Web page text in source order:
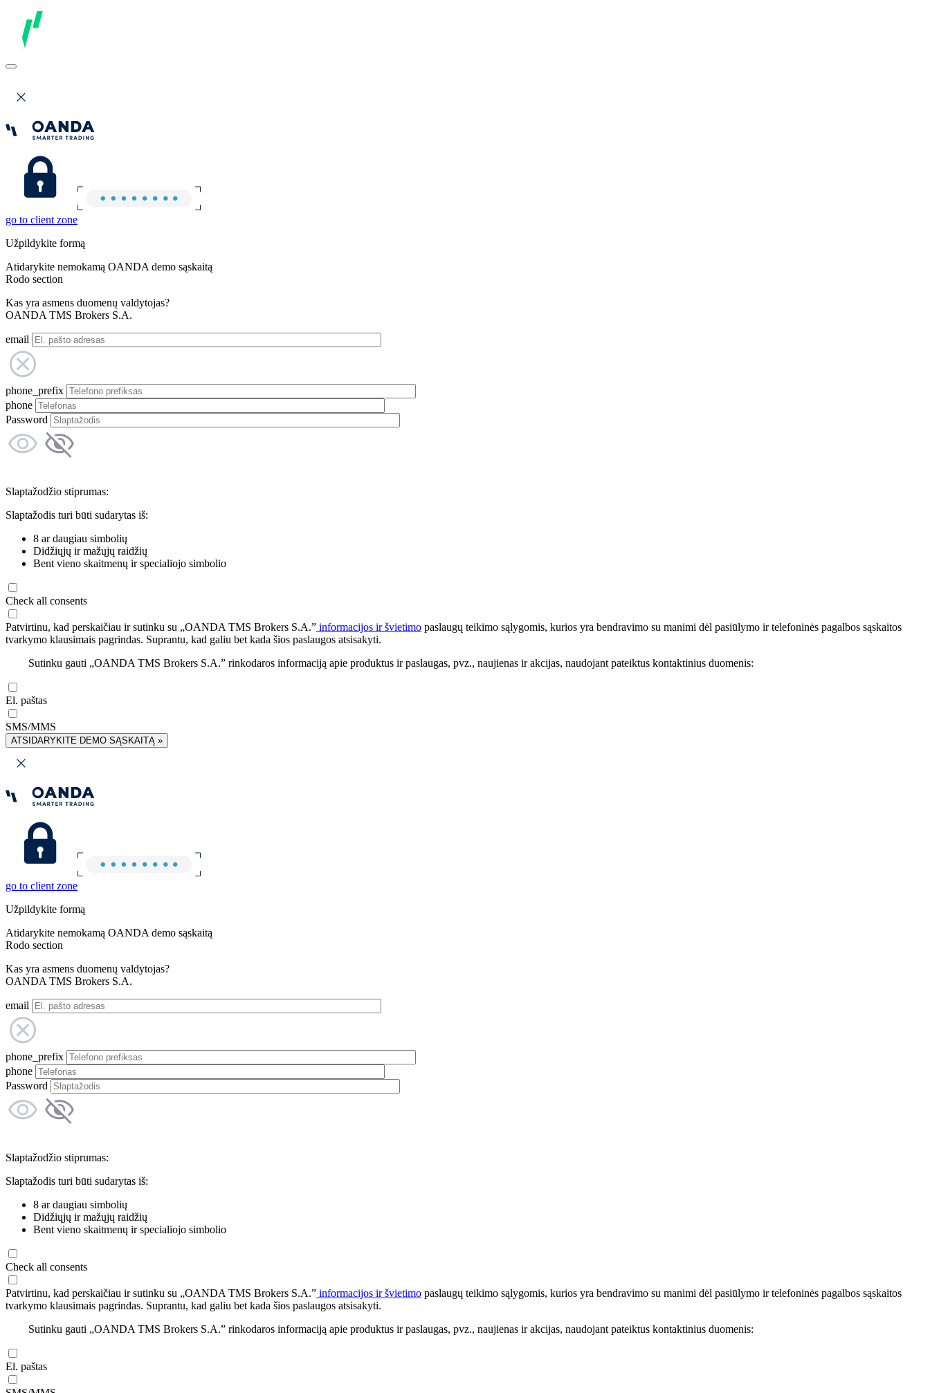
go to client zone
Užpildykite formą
Atidarykite nemokamą OANDA demo sąskaitą
Rodo section
Kas yra asmens duomenų valdytojas?
OANDA TMS Brokers S.A.
email
phone_prefix
phone
Password
Slaptažodžio stiprumas:
Slaptažodis turi būti sudarytas iš:
8 ar daugiau simbolių
Didžiųjų ir mažųjų raidžių
Bent vieno skaitmenų ir specialiojo simbolio
Check all consents
Patvirtinu, kad perskaičiau ir sutinku su „OANDA TMS Brokers S.A.” informacijos ir švietimo paslaugų teikimo sąlygomis, kurios yra bendravimo su manimi dėl pasiūlymo ir telefoninės pagalbos sąskaitos
tvarkymo klausimais pagrindas. Suprantu, kad galiu bet kada šios paslaugos atsisakyti.
Sutinku gauti „OANDA TMS Brokers S.A.” rinkodaros informaciją apie produktus ir paslaugas, pvz., naujienas ir akcijas, naudojant pateiktus kontaktinius duomenis:
El. paštas
SMS/MMS
ATSIDARYKITE DEMO SĄSKAITĄ »
go to client zone
Užpildykite formą
Atidarykite nemokamą OANDA demo sąskaitą
Rodo section
Kas yra asmens duomenų valdytojas?
OANDA TMS Brokers S.A.
email
phone_prefix
phone
Password
Slaptažodžio stiprumas:
Slaptažodis turi būti sudarytas iš:
8 ar daugiau simbolių
Didžiųjų ir mažųjų raidžių
Bent vieno skaitmenų ir specialiojo simbolio
Check all consents
Patvirtinu, kad perskaičiau ir sutinku su „OANDA TMS Brokers S.A.” informacijos ir švietimo paslaugų teikimo sąlygomis, kurios yra bendravimo su manimi dėl pasiūlymo ir telefoninės pagalbos sąskaitos
tvarkymo klausimais pagrindas. Suprantu, kad galiu bet kada šios paslaugos atsisakyti.
Sutinku gauti „OANDA TMS Brokers S.A.” rinkodaros informaciją apie produktus ir paslaugas, pvz., naujienas ir akcijas, naudojant pateiktus kontaktinius duomenis:
El. paštas